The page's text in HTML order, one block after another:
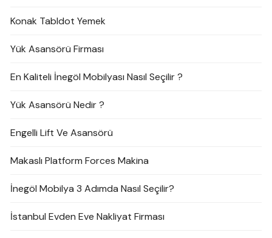
Konak Tabldot Yemek
Yük Asansörü Firması
En Kaliteli İnegöl Mobilyası Nasıl Seçilir ?
Yük Asansörü Nedir ?
Engelli Lift Ve Asansörü
Makaslı Platform Forces Makina
İnegöl Mobilya 3 Adımda Nasıl Seçilir?
İstanbul Evden Eve Nakliyat Firması